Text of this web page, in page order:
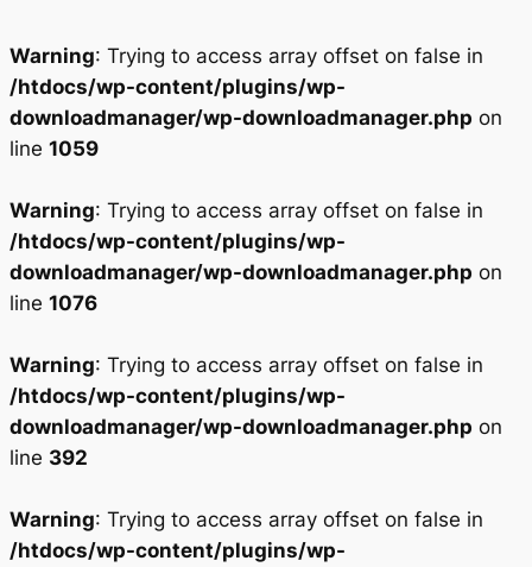
Warning: Trying to access array offset on false in
/htdocs/wp-content/plugins/wp-
downloadmanager/wp-downloadmanager.php on
line 1059
Warning: Trying to access array offset on false in
/htdocs/wp-content/plugins/wp-
downloadmanager/wp-downloadmanager.php on
line 1076
Warning: Trying to access array offset on false in
/htdocs/wp-content/plugins/wp-
downloadmanager/wp-downloadmanager.php on
line 392
Warning: Trying to access array offset on false in
/htdocs/wp-content/plugins/wp-